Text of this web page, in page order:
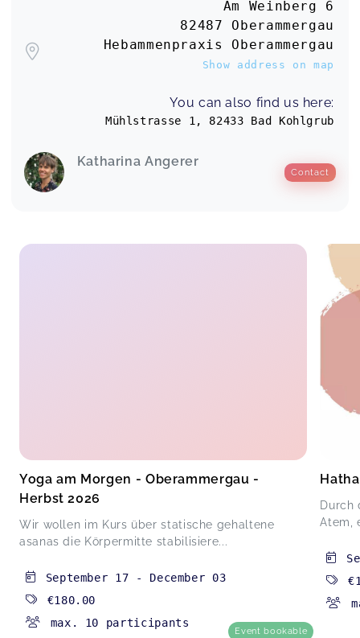
Am Weinberg 6
82487 Oberammergau
Hebammenpraxis Oberammergau
Show address on map
You can also find us here:
Mühlstrasse 1, 82433 Bad Kohlgrub
Katharina Angerer
Contact
Yoga am Morgen - Oberammergau -
Herbst 2026
Wir wollen im Kurs über statische gehaltene
asanas die Körpermitte stabilisiere...
September 17 - December 03
€180.00
max. 10 participants
Event bookable
Durch
Atem,